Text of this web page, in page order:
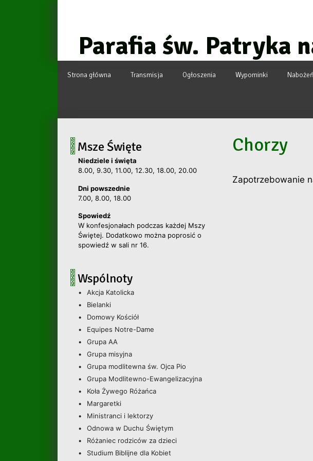
Parafia św. Patryka
Strona główna Transmisja Ogłoszenia Wypominki
Chorzy
Zapotrzebowanie
Msze Święte
Niedziele i święta
8.00, 9.30, 11.00, 12.30, 18.00, 20.00
Dni powszednie
7.00, 8.00, 18.00
Spowiedź
W konfesjonałach podczas każdej Mszy
Świętej. Dodatkowo można poprosić o
spowiedź w sali nr 16.
Wspólnoty
Akcja Katolicka
Bielanki
Domowy Kościół
Equipes Notre-Dame
Grupa AA
Grupa misyjna
Grupa modlitewna św. Ojca Pio
Grupa Modlitewno-Ewangelizacyjna
Koła Żywego Różańca
Margaretki
Ministranci i lektorzy
Odnowa w Duchu Świętym
Różaniec rodziców za dzieci
Studium Biblijne dla Kobiet